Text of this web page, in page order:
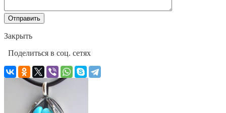
Закрыть
Поделиться в соц. сетях